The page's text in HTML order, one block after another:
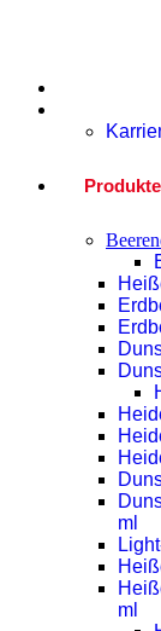
Produkte
ml
ml